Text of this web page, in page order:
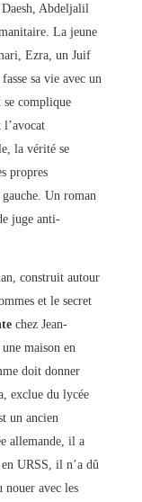
Abdeljalil
La jeune
Ezra, un Juif
sa vie avec un
se complique
la vérité se
propres
Un roman
juge anti-
construit autour
et le secret
chez Jean-
maison en
doit donner
exclue du lycée
un ancien
allemande, il a
URSS, il n’a dû
nouer avec les